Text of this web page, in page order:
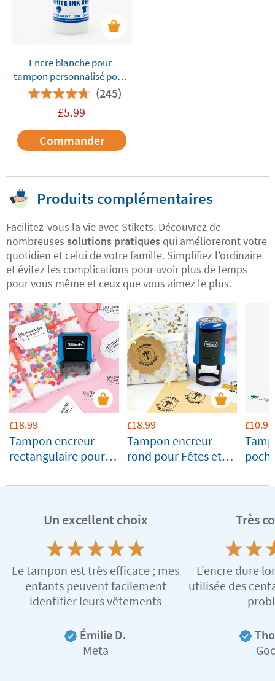
Encre blanche pour
tampon personnalisé pour
enfants Stikets(245)
£5.99
Commander
Produits complémentaires
Facilitez-vous la vie avec Stikets. Découvrez de
nombreuses solutions pratiques qui amélioreront votre
quotidien et celui de votre famille. Simplifiez l'ordinaire
et évitez les complications pour avoir plus de temps
pour vous même et ceux que vous aimez le plus.
£18.99
Tampon encreur
rectangulaire pour
£18.99
Tampon encreur
rond pour Fêtes et
£10.99
Un excellent choix
Le tampon est très efficace ; mes
enfants peuvent facilement
identifier leurs vêtements
Émilie D.
Meta
Très
L'encre dure
utilisée des